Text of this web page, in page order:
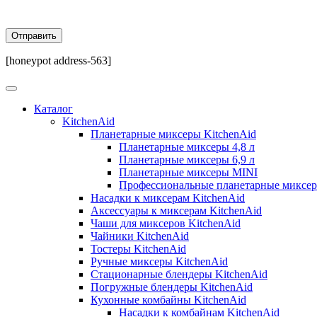
[honeypot address-563]
Каталог
KitchenAid
Планетарные миксеры KitchenAid
Планетарные миксеры 4,8 л
Планетарные миксеры 6,9 л
Планетарные миксеры MINI
Профессиональные планетарные
Насадки к миксерам KitchenAid
Аксессуары к миксерам KitchenAid
Чаши для миксеров KitchenAid
Чайники KitchenAid
Тостеры KitchenAid
Ручные миксеры KitchenAid
Стационарные блендеры KitchenAid
Погружные блендеры KitchenAid
Кухонные комбайны KitchenAid
Насадки к комбайнам KitchenAid